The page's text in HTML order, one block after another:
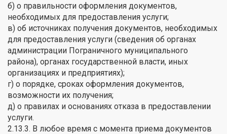
б) о правильности оформления документов,
необходимых для предоставления услуги;
в) об источниках получения документов, необходимых
для предоставления услуги (сведения об органах
администрации Пограничного муниципального
района), органах государственной власти, иных
организациях и предприятиях);
г) о порядке, сроках оформления документов,
возможности их получения;
д) о правилах и основаниях отказа в предоставлении
услуги.
2.13.3. В любое время с момента приема документов